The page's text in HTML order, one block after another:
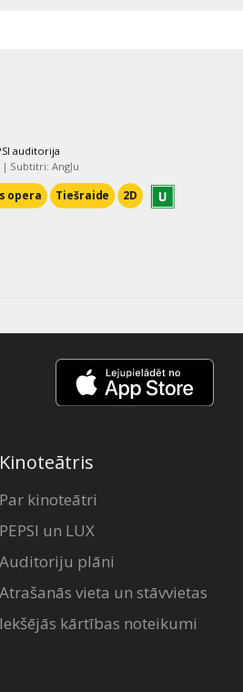
auditorija
| Subtitri: Angļu
opera Tiešraide 2D
Kinoteātris
Par kinoteātri
PEPSI un LUX
Auditoriju plāni
Atrašanās vieta un stāvvietas
Iekšējās kārtības noteikumi